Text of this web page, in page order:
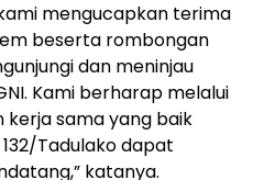
mengucapkan terima
beserta rombongan
dan meninjau
Kami berharap melalui
kerja sama yang baik
Tadulako dapat
katanya.